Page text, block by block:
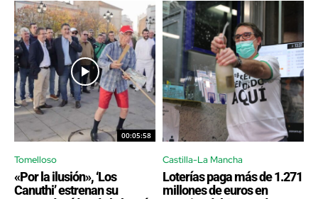
00:05:58
Tomelloso
«Por la ilusión», ‘Los
Canuthi’ estrenan su
Castilla-La Mancha
Loterías paga más de 1.271
millones de euros en